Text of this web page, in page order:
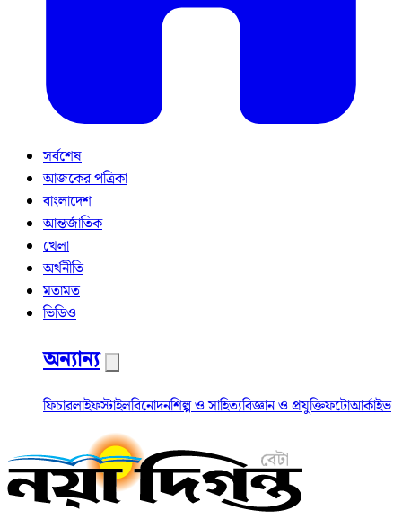
সর্বশেষ
আজকের পত্রিকা
বাংলাদেশ
আন্তর্জাতিক
খেলা
অর্থনীতি
মতামত
ভিডিও
অন্যান্য
ফিচারলাইফস্টাইলবিনোদনশিল্প ও সাহিত্যবিজ্ঞান ও প্রযুক্তিফটোআর্কাইভ